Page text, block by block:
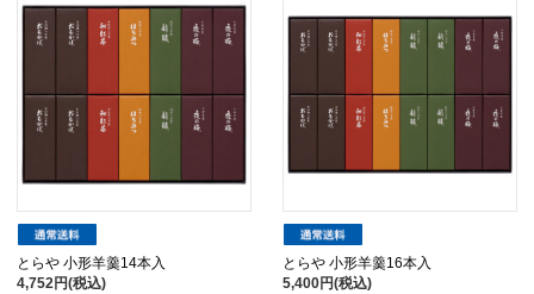
とらや 小形羊羹14本入
4,752円(税込)
とらや 小形羊羹16本入
5,400円(税込)